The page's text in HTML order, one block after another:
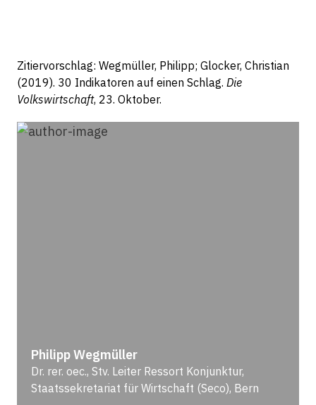
Zitiervorschlag: Wegmüller, Philipp; Glocker, Christian
(2019). 30 Indikatoren auf einen Schlag. Die
Volkswirtschaft, 23. Oktober.
Philipp Wegmüller
Dr. rer. oec., Stv. Leiter Ressort Konjunktur,
Staatssekretariat für Wirtschaft (Seco), Bern